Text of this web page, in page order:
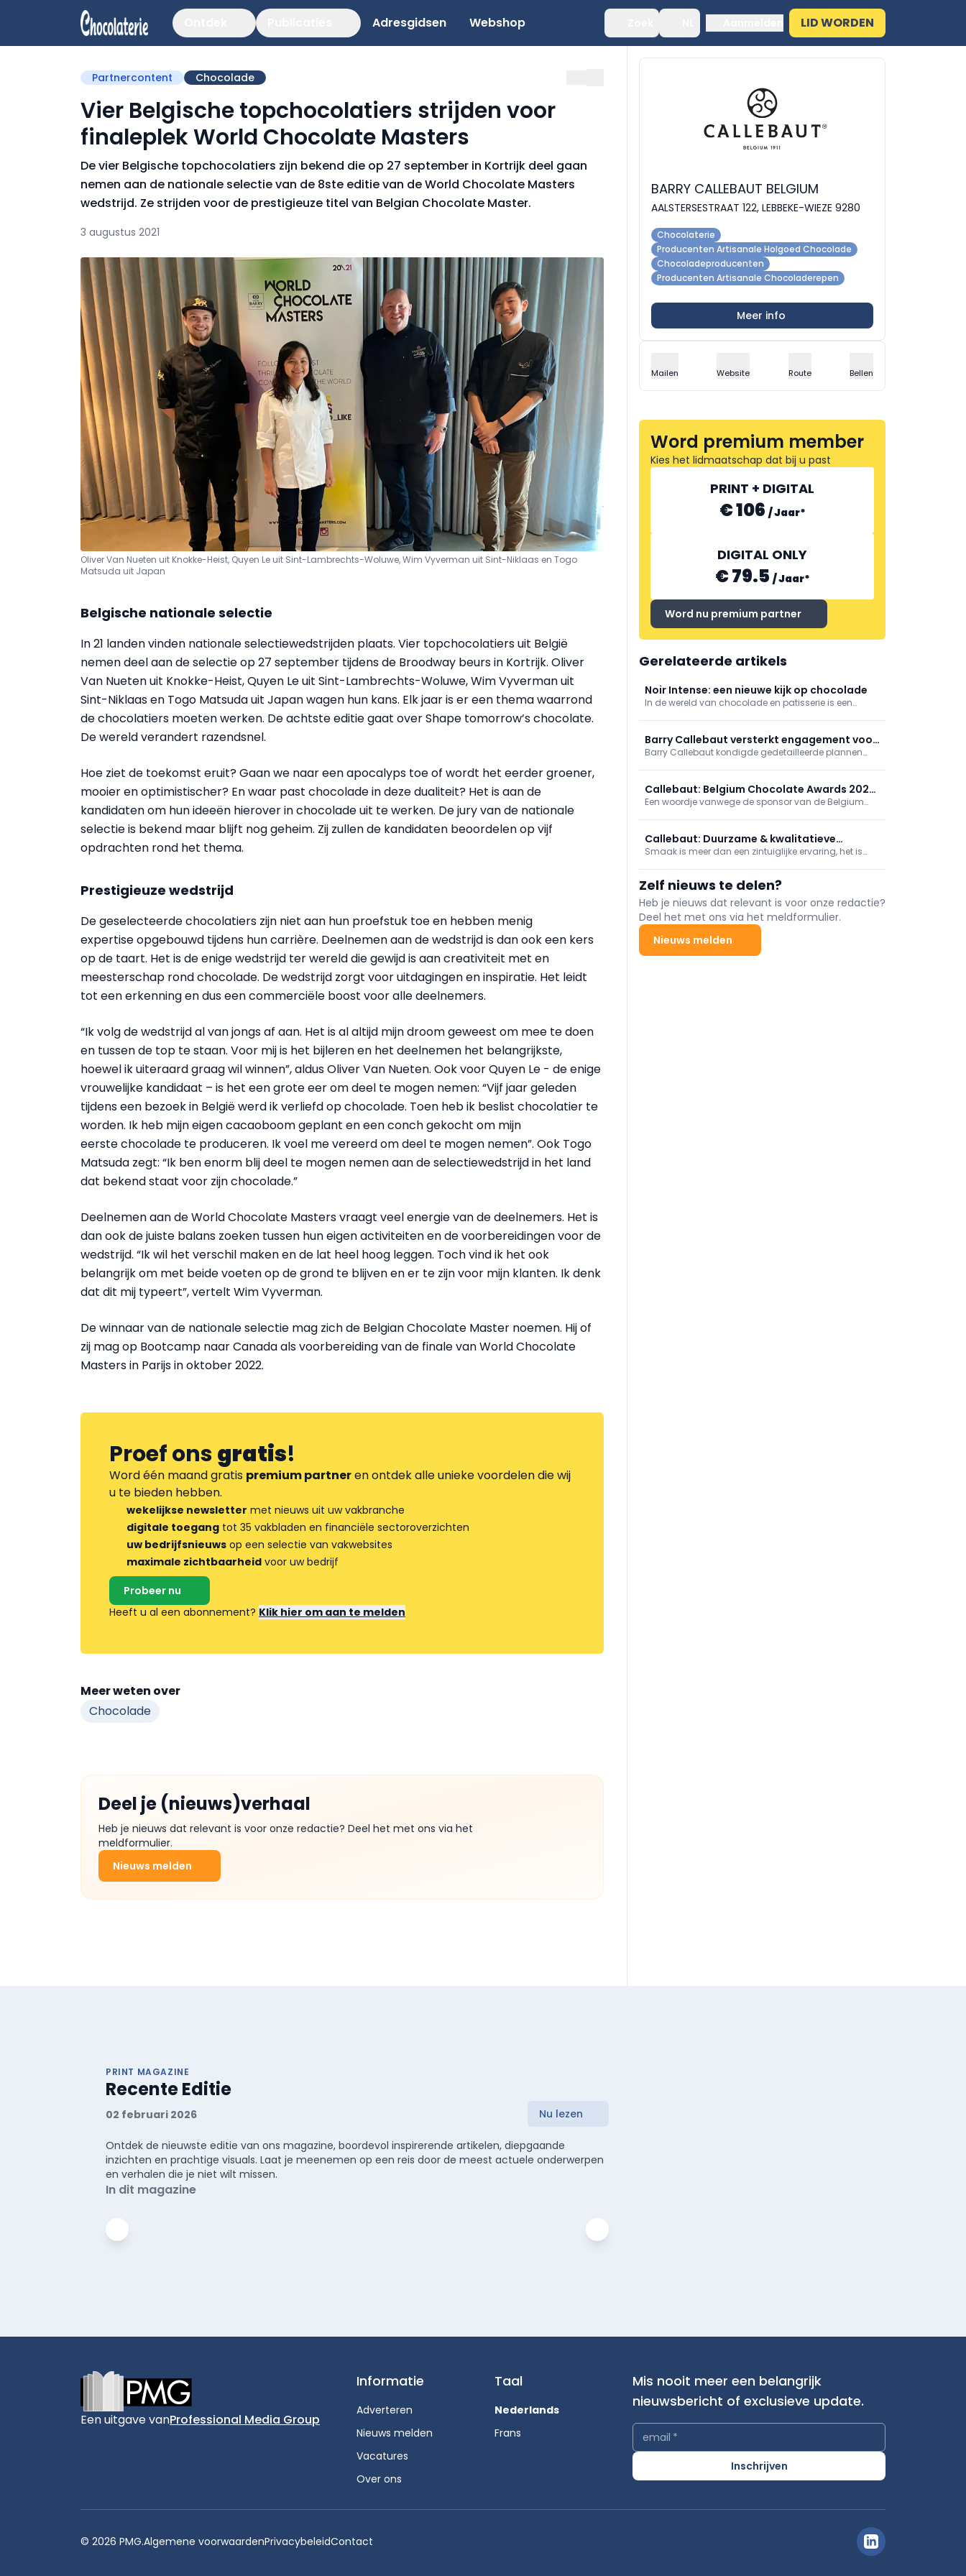
Adresgidsen Webshop LID WORDEN
Partnercontent Chocolade
Vier Belgische topchocolatiers strijden voor
finaleplek World Chocolate Masters
De vier Belgische topchocolatiers zijn bekend die op 27 september in Kortrijk deel gaan
nemen aan de nationale selectie van de 8ste editie van de World Chocolate Masters
wedstrijd. Ze strijden voor de prestigieuze titel van Belgian Chocolate Master.
3 augustus 2021
Oliver Van Nueten uit Knokke-Heist, Quyen Le uit Sint-Lambrechts-Woluwe, Wim Vyverman uit Sint-Niklaas en Togo
Matsuda uit Japan
Belgische nationale selectie
In 21 landen vinden nationale selectiewedstrijden plaats. Vier topchocolatiers uit België
nemen deel aan de selectie op 27 september tijdens de Broodway beurs in Kortrijk. Oliver
Van Nueten uit Knokke-Heist, Quyen Le uit Sint-Lambrechts-Woluwe, Wim Vyverman uit
Sint-Niklaas en Togo Matsuda uit Japan wagen hun kans. Elk jaar is er een thema waarrond
de chocolatiers moeten werken. De achtste editie gaat over Shape tomorrow’s chocolate.
De wereld verandert razendsnel.
Hoe ziet de toekomst eruit? Gaan we naar een apocalyps toe of wordt het eerder groener,
mooier en optimistischer? En waar past chocolade in deze dualiteit? Het is aan de
kandidaten om hun ideeën hierover in chocolade uit te werken. De jury van de nationale
selectie is bekend maar blijft nog geheim. Zij zullen de kandidaten beoordelen op vijf
opdrachten rond het thema.
Prestigieuze wedstrijd
De geselecteerde chocolatiers zijn niet aan hun proefstuk toe en hebben menig
expertise opgebouwd tijdens hun carrière. Deelnemen aan de wedstrijd is dan ook een kers
op de taart. Het is de enige wedstrijd ter wereld die gewijd is aan creativiteit met en
meesterschap rond chocolade. De wedstrijd zorgt voor uitdagingen en inspiratie. Het leidt
tot een erkenning en dus een commerciële boost voor alle deelnemers.
“Ik volg de wedstrijd al van jongs af aan. Het is al altijd mijn droom geweest om mee te doen
en tussen de top te staan. Voor mij is het bijleren en het deelnemen het belangrijkste,
hoewel ik uiteraard graag wil winnen”, aldus Oliver Van Nueten. Ook voor Quyen Le - de enige
vrouwelijke kandidaat – is het een grote eer om deel te mogen nemen: “Vijf jaar geleden
tijdens een bezoek in België werd ik verliefd op chocolade. Toen heb ik beslist chocolatier te
worden. Ik heb mijn eigen cacaoboom geplant en een conch gekocht om mijn
eerste chocolade te produceren. Ik voel me vereerd om deel te mogen nemen”. Ook Togo
Matsuda zegt: “Ik ben enorm blij deel te mogen nemen aan de selectiewedstrijd in het land
dat bekend staat voor zijn chocolade.”
Deelnemen aan de World Chocolate Masters vraagt veel energie van de deelnemers. Het is
dan ook de juiste balans zoeken tussen hun eigen activiteiten en de voorbereidingen voor de
wedstrijd. “Ik wil het verschil maken en de lat heel hoog leggen. Toch vind ik het ook
belangrijk om met beide voeten op de grond te blijven en er te zijn voor mijn klanten. Ik denk
dat dit mij typeert”, vertelt Wim Vyverman.
De winnaar van de nationale selectie mag zich de Belgian Chocolate Master noemen. Hij of
zij mag op Bootcamp naar Canada als voorbereiding van de finale van World Chocolate
Masters in Parijs in oktober 2022.
Proef onsgratis!
Word één maand gratis premium partneren ontdek alle unieke voordelen die wij
u te bieden hebben.
wekelijkse newsletter met nieuws uit uw vakbranche
digitale toegang tot 35 vakbladen en financiële sectoroverzichten
uw bedrijfsnieuws op een selectie van vakwebsites
maximale zichtbaarheid voor uw bedrijf
Probeer nu
Heeft u al een abonnement? Klik hier om aan te melden
Meer weten over
Chocolade
Deel je (nieuws)verhaal
Heb je nieuws dat relevant is voor onze redactie? Deel het met ons via het
meldformulier.
Nieuws melden
BARRY CALLEBAUT BELGIUM
AALSTERSESTRAAT 122, LEBBEKE-WIEZE 9280
Chocolaterie
Producenten Artisanale Holgoed Chocolade
Chocoladeproducenten
Producenten Artisanale Chocoladerepen
Meer info
Mailen Website Route Bellen
Word premium member
Kies het lidmaatschap dat bij u past
PRINT + DIGITAL
€ 106 /Jaar*
DIGITAL ONLY
€ 79.5 /Jaar*
Word nu premium partner
Gerelateerde artikels
Noir Intense: een nieuwe kijk op chocolade
In de wereld van chocolade en patisserie is een
verschuift de aandacht nu naar rust, eenvoud en
echte smaak. Noir Intense past perfect in die nieuwe
stroming: chocolade met een diepe kleur, een
krachtige smaak en een pure uitstraling.
Barry Callebaut versterkt engagement voor
Wieze met investering van 250 miljoen euro
Barry Callebaut kondigde gedetailleerde plannen
wereld. De investeringen dienen om de
productiefaciliteit toekomstbestendig te maken.
Callebaut: Belgium Chocolate Awards 2025
sponsor
Een woordje vanwege de sponsor van de Belgium
Callebaut: Duurzame & kwalitatieve
chocolade met karakter
Smaak is meer dan een zintuiglijke ervaring, het is
kwaliteit, maar ook in verantwoordelijkheid. Onze
nieuwe campagne “Masters of Taste” is een ode aan
vakmanschap, duurzaamheid en de mensen achter
elke cacaoboon.
Zelf nieuws te delen?
Heb je nieuws dat relevant is voor onze redactie?
Deel het met ons via het meldformulier.
Nieuws melden
PRINT MAGAZINE
Recente Editie
02 februari 2026 Nu lezen
Ontdek de nieuwste editie van ons magazine, boordevol inspirerende artikelen, diepgaande
inzichten en prachtige visuals. Laat je meenemen op een reis door de meest actuele onderwerpen
en verhalen die je niet wilt missen.
In dit magazine
Een uitgave vanProfessional Media Group
Informatie
Adverteren
Nieuws melden
Vacatures
Over ons
Taal
Nederlands
Frans
Mis nooit meer een belangrijk
nieuwsbericht of exclusieve update.
email *
Inschrijven
© 2026 PMG.Algemene voorwaardenPrivacybeleidContact